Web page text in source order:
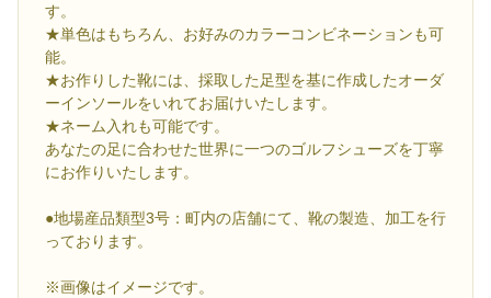
す。
★単色はもちろん、お好みのカラーコンビネーションも可
能。
★お作りした靴には、採取した足型を基に作成したオーダ
ーインソールをいれてお届けいたします。
★ネーム入れも可能です。
あなたの足に合わせた世界に一つのゴルフシューズを丁寧
にお作りいたします。
●地場産品類型3号：町内の店舗にて、靴の製造、加工を行
っております。
※画像はイメージです。